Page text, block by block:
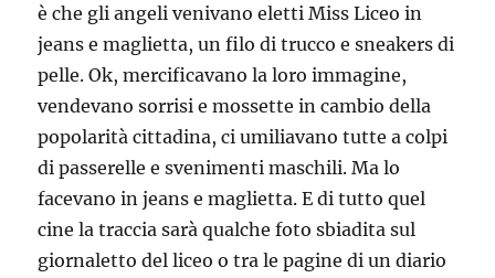
è che gli angeli venivano eletti Miss Liceo in
jeans e maglietta, un filo di trucco e sneakers di
pelle. Ok, mercificavano la loro immagine,
vendevano sorrisi e mossette in cambio della
popolarità cittadina, ci umiliavano tutte a colpi
di passerelle e svenimenti maschili. Ma lo
facevano in jeans e maglietta. E di tutto quel
cine la traccia sarà qualche foto sbiadita sul
giornaletto del liceo o tra le pagine di un diario